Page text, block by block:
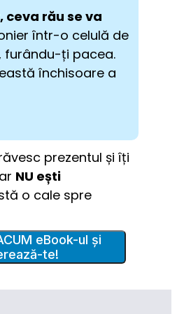
ceva rău se va
într-o celulă de
furându-ți pacea.
închisoare a
prezentul și îți
NU ești
o cale spre
eBook-ul și
te!